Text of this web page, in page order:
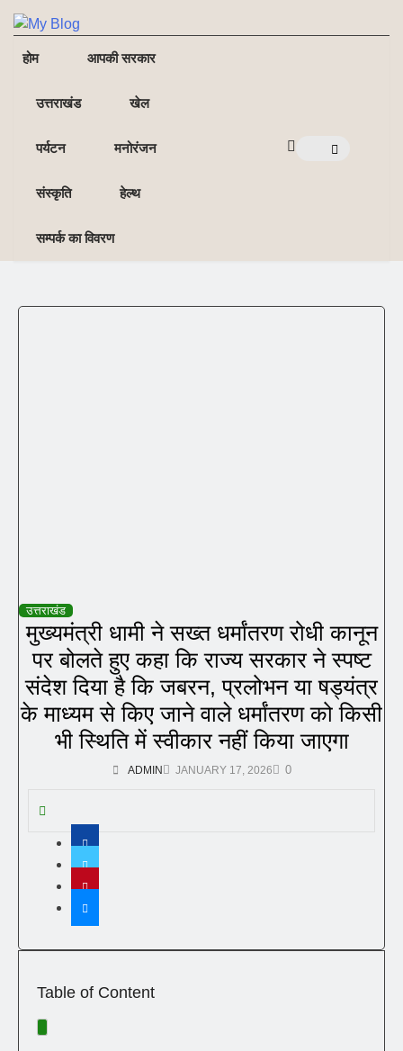
NE
NEWS ELEMENTOR
होम आपकी सरकार
उत्तराखंड खेल
पर्यटन मनोरंजन
संस्कृति हेल्थ
सम्पर्क का विवरण
उत्तराखंड
मुख्यमंत्री धामी ने सख्त धर्मांतरण रोधी कानून
पर बोलते हुए कहा कि राज्य सरकार ने स्पष्ट
संदेश दिया है कि जबरन, प्रलोभन या षड्यंत्र
के माध्यम से किए जाने वाले धर्मांतरण को किसी
भी स्थिति में स्वीकार नहीं किया जाएगा
ADMIN JANUARY 17, 2026 0
Table of Content